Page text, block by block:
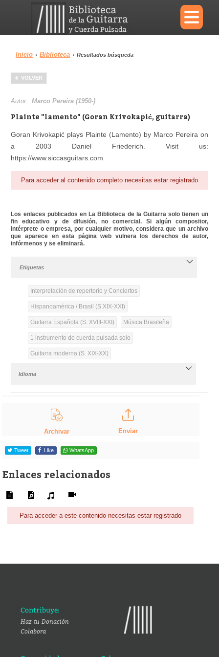
×
Menu
Biblioteca
Área personal Reproductor
Inicio › Biblioteca › Resultados búsqueda
VOLVER
Autor:Marco Pereira (1950-)
Plainte "lamento" (Goran Krivokapić, guitarra)
Goran Krivokapić plays Plainte (Lamento) by Marco Pereira on
a 2003 Daniel Friederich. Visit us:
https://www.siccasguitars.com
Para acceder al contenido completo necesitas estar registrado
Los enlaces publicados en La Biblioteca de la Guitarra solo tienen un
fin educativo y de difusión, no comercial. Si algún compositor,
intérprete o empresa, por cualquier motivo, considera que un archivo
que aparece en esta página web vulnera los derechos de autor,
infórmenos y se eliminará.
Etiquetas
Interpretación de repertorio y Conciertos
Hispanoamérica / Brasil (S.XIX-XXI)
Guitarra Española (S. XVIII-XXI) Música Brasileña
1 instrumento de cuerda pulsada solo
Guitarra moderna (S. XIX-XX)
Idioma
Archivar Enviar
Tweet Like WhatsApp
Enlaces relacionados
Para acceder a este contenido necesitas estar registrado
Contribuye:
Haz tu Donación
Colabora